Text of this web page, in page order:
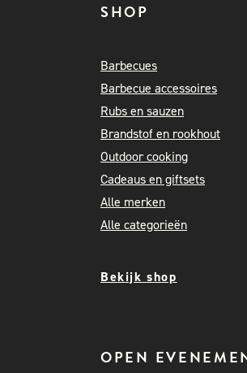
SHOP
Barbecues
Barbecue accessoires
Rubs en sauzen
Brandstof en rookhout
Outdoor cooking
Cadeaus en giftsets
Alle merken
Alle categorieën
Bekijk shop
OPEN